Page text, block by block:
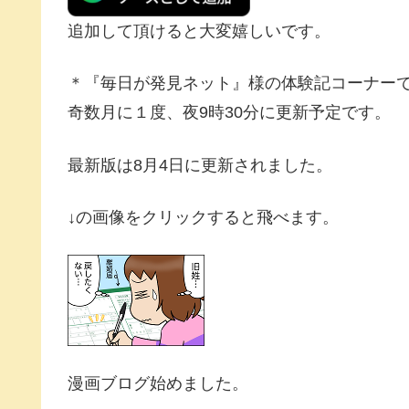
追加して頂けると大変嬉しいです。
＊『毎日が発見ネット』様の体験記コーナー
奇数月に１度、夜9時30分に更新予定です。
最新版は8月4日に更新されました。
↓の画像をクリックすると飛べます。
漫画ブログ始めました。